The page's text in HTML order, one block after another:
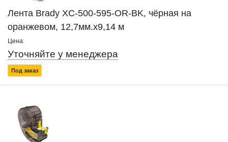
Лента Brady XC-500-595-OR-BK, чёрная на
оранжевом, 12,7мм.х9,14 м
Цена:
Уточняйте у менеджера
Под заказ